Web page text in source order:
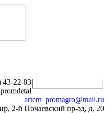
43-22-83
artem_promagro@mail.ru
2-й Почаевский пр-зд, д. 20